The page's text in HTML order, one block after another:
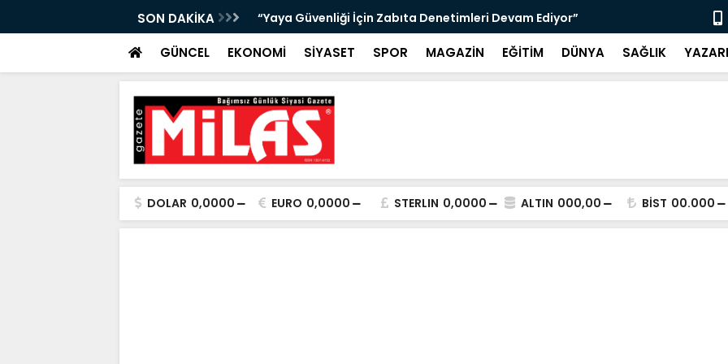
SON DAKİKA
Denetimleri Devam Ediyor” "Bir Sonraki Yangını Bugün Önleyebiliriz" Çağrısı Selahattin
GÜNCEL EKONOMİ SİYASET SPOR MAGAZİN EĞİTİM DÜNYA SAĞLIK
DOLAR 0,0000 EURO 0,0000 STERLIN 0,0000 ALTIN 000,00 BİST 00.000